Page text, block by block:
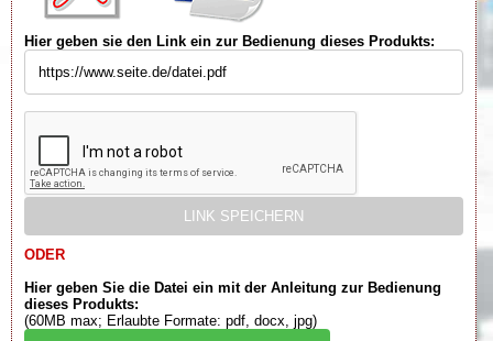
Hier geben sie den Link ein zur Bedienung dieses Produkts:
ODER
Hier geben Sie die Datei ein mit der Anleitung zur Bedienung
dieses Produkts:
(60MB max; Erlaubte Formate: pdf, docx, jpg)